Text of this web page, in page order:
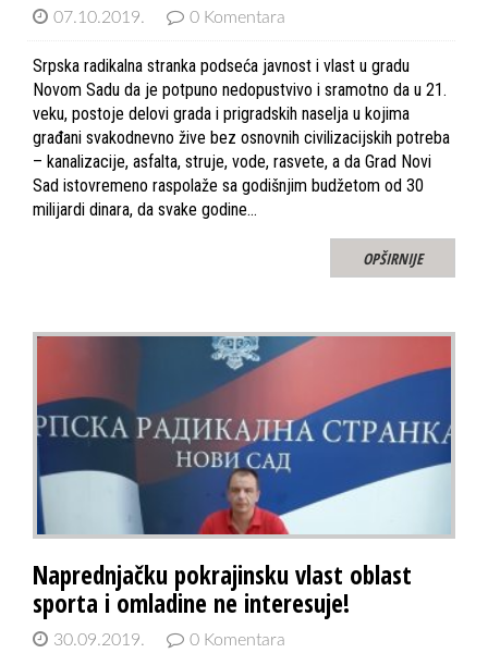
07.10.2019. 0 Komentara
Srpska radikalna stranka podseća javnost i vlast u gradu
Novom Sadu da je potpuno nedopustvivo i sramotno da u 21.
veku, postoje delovi grada i prigradskih naselja u kojima
građani svakodnevno žive bez osnovnih civilizacijskih potreba
– kanalizacije, asfalta, struje, vode, rasvete, a da Grad Novi
Sad istovremeno raspolaže sa godišnjim budžetom od 30
milijardi dinara, da svake godine…
OPŠIRNIJE
Naprednjačku pokrajinsku vlast oblast
sporta i omladine ne interesuje!
30.09.2019. 0 Komentara